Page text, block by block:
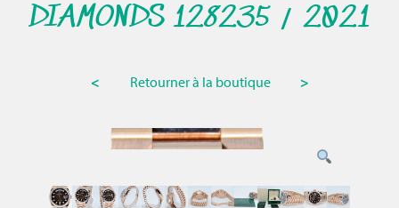
DIAMONDS 128235 / 2021
< Retourner à la boutique >